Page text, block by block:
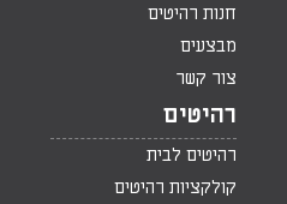
חנות רהיטים
מבצעים
צור קשר
רהיטים
רהיטים לבית
קולקציות רהיטים